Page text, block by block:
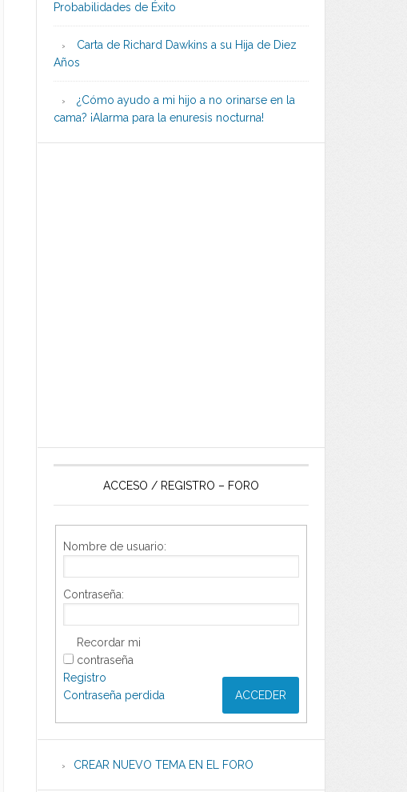
Probabilidades de Éxito
Carta de Richard Dawkins a su Hija de Diez
Años
¿Cómo ayudo a mi hijo a no orinarse en la
cama? ¡Alarma para la enuresis nocturna!
ACCESO / REGISTRO – FORO
Nombre de usuario:
Contraseña:
Recordar mi
contraseña
ACCEDER
Registro
Contraseña perdida
CREAR NUEVO TEMA EN EL FORO